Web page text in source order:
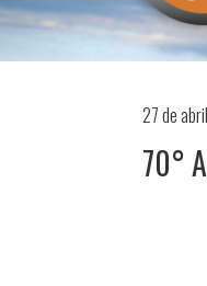
27 de
70°